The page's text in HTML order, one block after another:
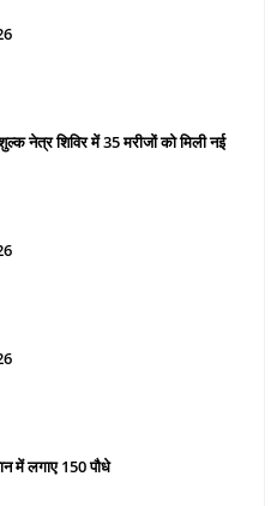
नेत्र शिविर में 35 मरीजों को मिली नई
में लगाए 150 पौधे